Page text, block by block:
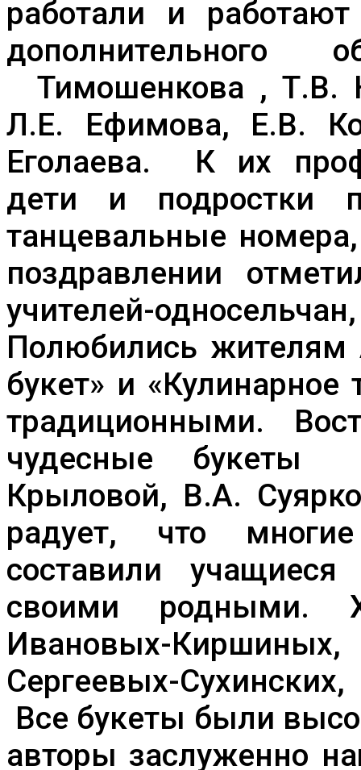
работали и
Тимошенкова , Т.В.
Л.Е. Ефимова, Е.В.
Еголаева. К их
дети и подростки
танцевальные
поздравлении
учителей-
Полюбились жителям
букет» и
традиционными.
чудесные букеты
Крыловой, В.А.
радует, что
составили
своими родными.
Ивановых-
Сергеевых-
Все букеты были
авторы заслуженно